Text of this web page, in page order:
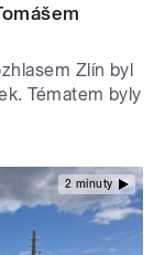
Zlín byl
Tématem byly
2 minuty